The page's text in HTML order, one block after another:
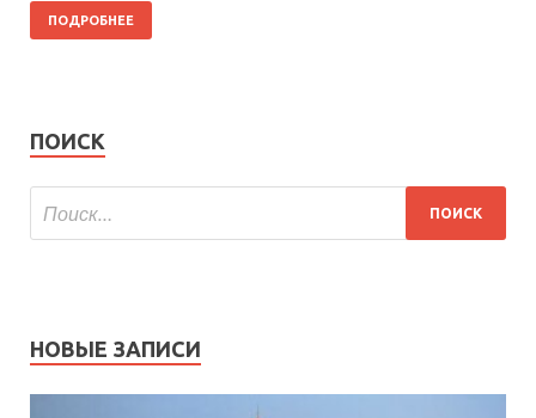
ПОДРОБНЕЕ
ПОИСК
НОВЫЕ ЗАПИСИ